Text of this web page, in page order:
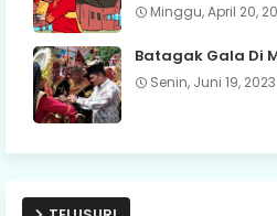
Minggu, April 20,
Batagak Gala Di
Senin, Juni 19, 2023